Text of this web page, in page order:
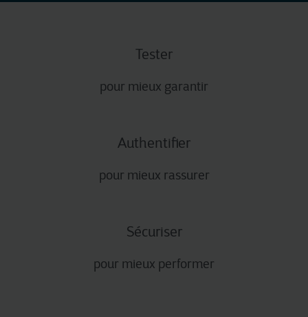
Tester
pour mieux garantir
Authentifier
pour mieux rassurer
Sécuriser
pour mieux performer